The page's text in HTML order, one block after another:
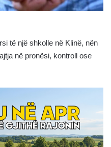
të një shkolle në Klinë, nën
nё pronësi, kontroll ose